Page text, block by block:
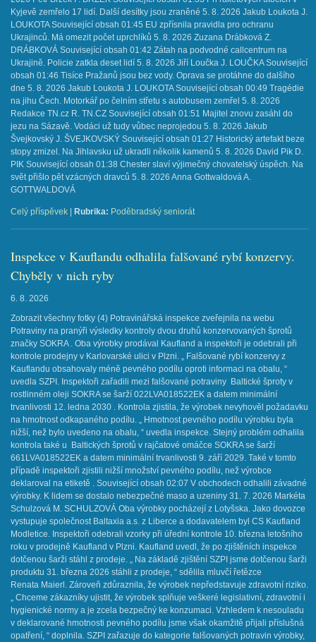
Kyjevě zemřelo 17 lidí. Další desítky jsou zraněné 5. 8. 2026 Jakub Loukota J.
LOUKOTA Související obsah 01:45 EU zpřísnila pravidla pro ochranu
Ukrajinců. Má omezit počet uprchlíků 5. 8. 2026 Zuzana Drábková Z.
DRÁBKOVÁ Související obsah 01:42 Zátah na podvodné callcentrum na
Ukrajině. Policie zatkla deset lidí 5. 8. 2026 Jiří Loučka J. LOUČKA Související
obsah 01:46 Tisíce Pražanů jsou bez vody. Oprava se protáhne do dalšího
dne 5. 8. 2026 Jakub Loukota J. LOUKOTA Související obsah 00:49 Tragédie
na jihu Čech. Motorkář po čelním střetu s autobusem zemřel 5. 8. 2026
Redakce TN.cz R. TN.CZ Související obsah 01:51 Majitel znovu zasáhl do
jezu na Sázavě. Vodáci už tudy vůbec neprojedou 5. 8. 2026 Jakub
Švejkovský J. ŠVEJKOVSKÝ Související obsah 01:27 Historický artefakt beze
stopy zmizel. Na Jihlavsku už ukradli několik kamenů 5. 8. 2026 David Pik D.
PIK Související obsah 01:38 Chester slaví výjimečný chovatelský úspěch. Na
svět přišlo pět vzácných dravců 5. 8. 2026 Anna Gottwaldová A.
GOTTWALDOVÁ
Celý příspěvek Rubrika: Poděbradský seniorát
Inspekce v Kauflandu odhalila falšované rybí konzervy.
Chyběly v nich ryby
6. 8. 2026
Zobrazit všechny fotky (4) ​Potravinářská inspekce zveřejnila na webu
Potraviny na pranýři výsledky kontroly dvou druhů konzervovaných šprotů
značky SOKRA . Oba výrobky prodával Kaufland a inspektoři je odebrali při
kontrole prodejny v Karlovarské ulici v Plzni. „ Falšované rybí konzervy z
Kauflandu obsahovaly méně pevného podílu oproti informaci na obalu, “
uvedla SZPI. Inspektoři zařadili mezi falšované potraviny Baltické šproty v
rostlinném oleji SOKRA se šarží 022LVA018522EK a datem minimální
trvanlivosti 12. ledna 2030 . Kontrola zjistila, že výrobek nevyhověl požadavku
na hmotnost odkapaného podílu. „ Hmotnost pevného podílu výrobku byla
nižší, než bylo uvedeno na obalu, “ uvedla inspekce. Stejný problém odhalila
kontrola také u Baltických šprotů v rajčatové omáčce SOKRA se šarží
661LVA018522EK a datem minimální trvanlivosti 9. září 2029. Také v tomto
případě inspektoři zjistili nižší množství pevného podílu, než výrobce
deklaroval na etiketě . Související obsah 02:07 V obchodech odhalili závadné
výrobky. K lidem se dostalo nebezpečné maso a uzeniny 31. 7. 2026 Markéta
Schulzová M. SCHULZOVÁ ​Oba výrobky pocházejí z Lotyšska. Jako dovozce
vystupuje společnost Baltaxia a.s. z Liberce a dodavatelem byl CS Kaufland
Modletice. Inspektoři odebrali vzorky při úřední kontrole 10. března letošního
roku v prodejně Kaufland v Plzni. Kaufland uvedl, že po zjištěních inspekce
dotčenou šarži stáhl z prodeje. „ Na základě zjištění SZPI jsme dotčenou šarži
produktu 31. března 2026 stáhli z prodeje, “ sdělila mluvčí řetězce
Renata Maierl. Zároveň zdůraznila, že výrobek nepředstavuje zdravotní riziko.
„ Chceme zákazníky ujistit, že výrobek splňuje veškeré legislativní, zdravotní i
hygienické normy a je zcela bezpečný ke konzumaci. Vzhledem k nesouladu
v deklarované hmotnosti pevného podílu jsme však okamžitě přijali příslušná
opatření, “ doplnila. SZPI zařazuje do kategorie falšovaných potravin výrobky,